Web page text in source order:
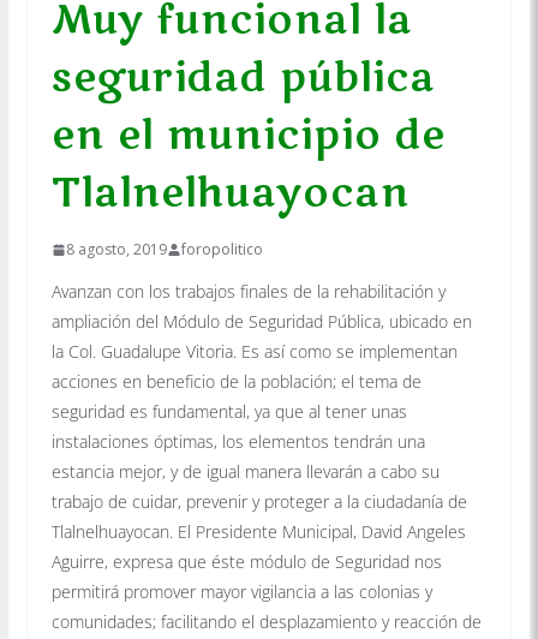
Muy funcional la
seguridad pública
en el municipio de
Tlalnelhuayocan
8 agosto, 2019 foropolitico
Avanzan con los trabajos finales de la rehabilitación y
ampliación del Módulo de Seguridad Pública, ubicado en
la Col. Guadalupe Vitoria. Es así como se implementan
acciones en beneficio de la población; el tema de
seguridad es fundamental, ya que al tener unas
instalaciones óptimas, los elementos tendrán una
estancia mejor, y de igual manera llevarán a cabo su
trabajo de cuidar, prevenir y proteger a la ciudadanía de
Tlalnelhuayocan. El Presidente Municipal, David Angeles
Aguirre, expresa que éste módulo de Seguridad nos
permitirá promover mayor vigilancia a las colonias y
comunidades; facilitando el desplazamiento y reacción de